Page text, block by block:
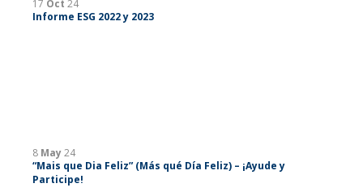
17 Oct 24
Informe ESG 2022 y 2023
8 May24
“Mais que Dia Feliz” (Más qué Día Feliz) – ¡Ayude y
Participe!